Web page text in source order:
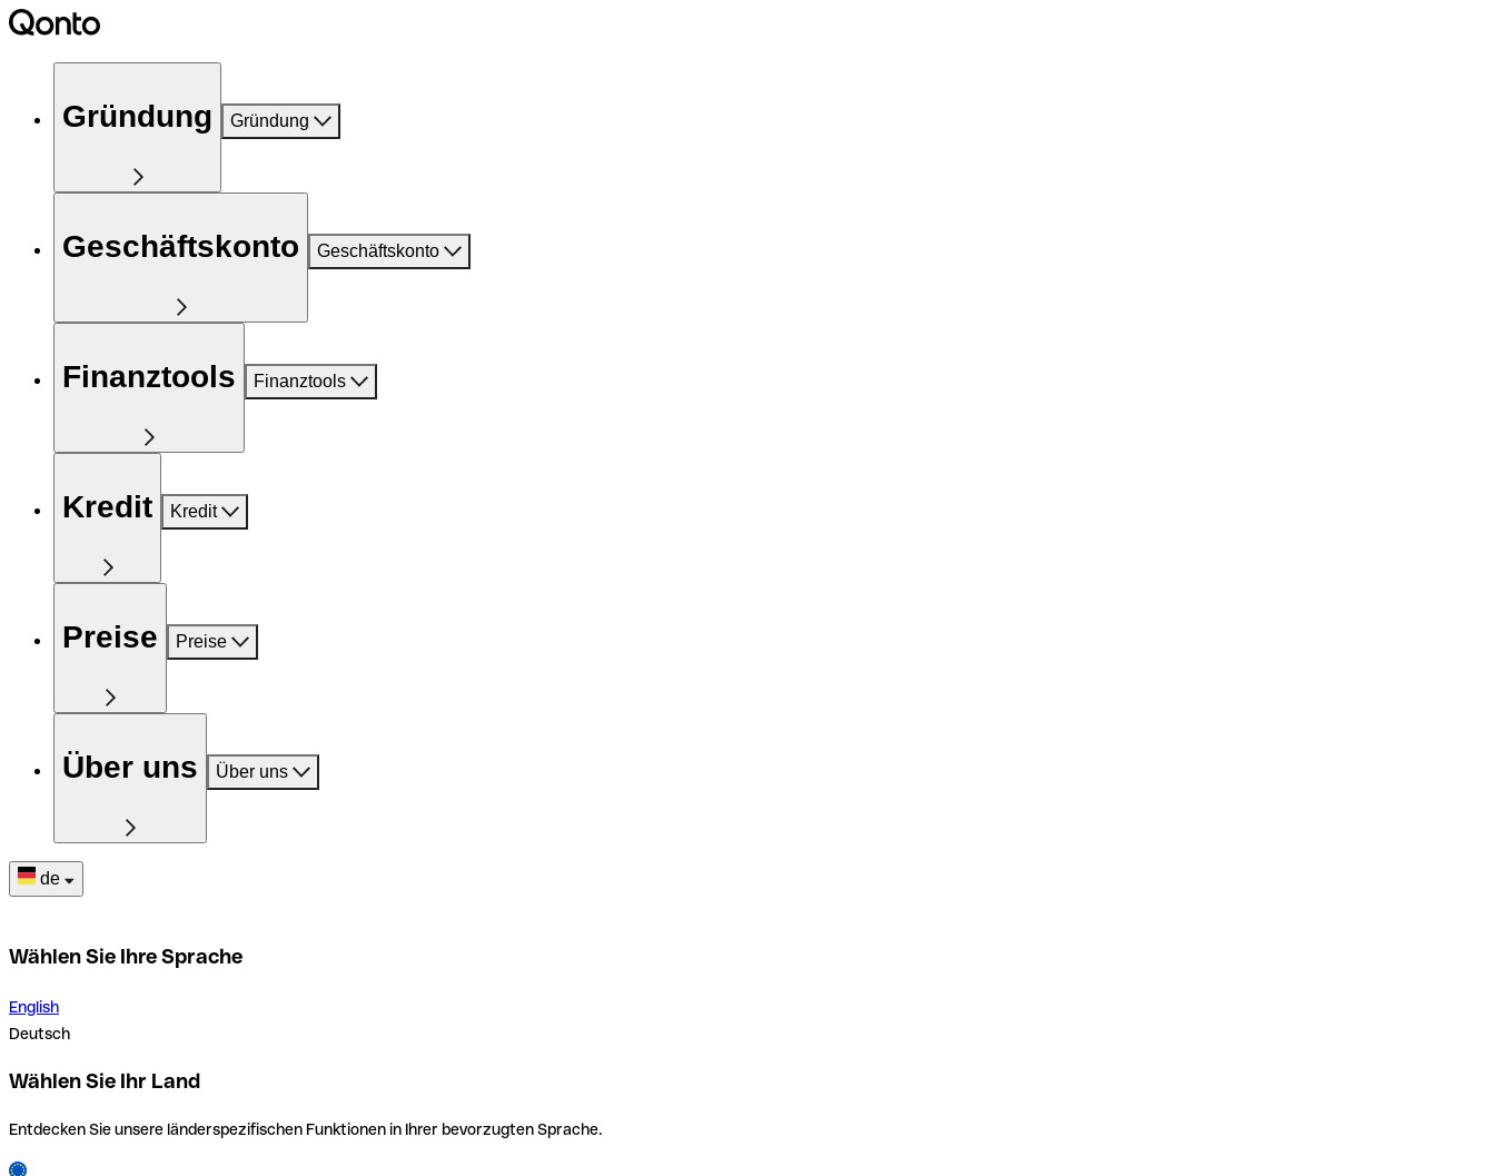
Gründung Gründung
Geschäftskonto Geschäftskonto
Finanztools Finanztools
Kredit Kredit
Preise Preise
Über uns Über uns
de
Wählen Sie Ihre Sprache
English
Deutsch
Wählen Sie Ihr Land
Entdecken Sie unsere länderspezifischen Funktionen in Ihrer bevorzugten Sprache.